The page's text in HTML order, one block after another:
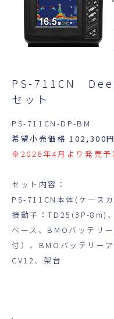
PS-711CN
セット
PS-711CN-DP-BM
希望小売価格 102,300
※2026年4月より発売予
セット内容：
PS-711CN本体(ケース
振動子：TD25(3P-8m)
ベース、BMOバッテリ
付）、BMOバッテリー
CV12、架台